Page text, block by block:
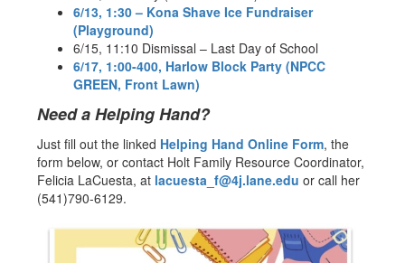
6/13, 1:30 – Kona Shave Ice Fundraiser
(Playground)
6/15, 11:10 Dismissal – Last Day of School
6/17, 1:00-400, Harlow Block Party (NPCC
GREEN, Front Lawn)
Need a Helping Hand?
Just fill out the linked Helping Hand Online Form, the
form below, or contact Holt Family Resource Coordinator,
Felicia LaCuesta, at lacuesta_f@4j.lane.edu or call her
(541)790-6129.